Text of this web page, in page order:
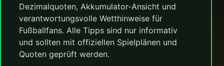
Dezimalquoten, Akkumulator-Ansicht und
verantwortungsvolle Wetthinweise für
Fußballfans. Alle Tipps sind nur informativ
und sollten mit offiziellen Spielplänen und
Quoten geprüft werden.